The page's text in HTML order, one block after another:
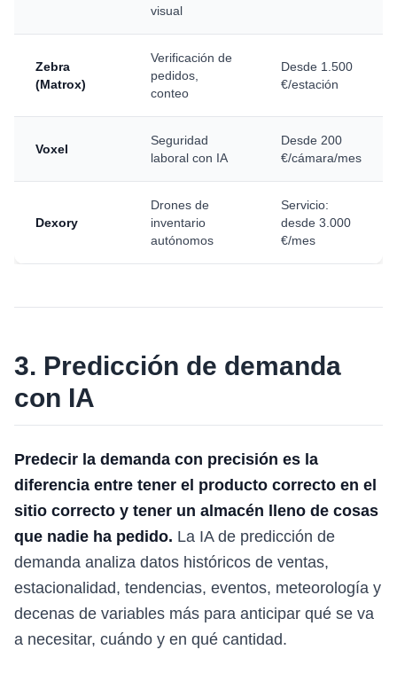
visual
Zebra
(Matrox)
Verificación de
pedidos,
conteo
Desde 1.500
€/estación
Voxel
Seguridad
laboral con IA
Desde 200
€/cámara/mes
Dexory
Drones de
inventario
autónomos
Servicio:
desde 3.000
€/mes
3. Predicción de demanda
con IA
Predecir la demanda con precisión es la
diferencia entre tener el producto correcto en el
sitio correcto y tener un almacén lleno de cosas
que nadie ha pedido. La IA de predicción de
demanda analiza datos históricos de ventas,
estacionalidad, tendencias, eventos, meteorología y
decenas de variables más para anticipar qué se va
a necesitar, cuándo y en qué cantidad.